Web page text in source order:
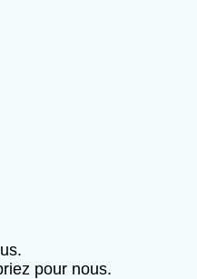
pour nous.